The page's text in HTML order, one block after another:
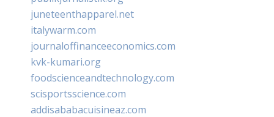
juneteenthapparel.net
italywarm.com
journaloffinanceeconomics.com
kvk-kumari.org
foodscienceandtechnology.com
scisportsscience.com
addisababacuisineaz.com